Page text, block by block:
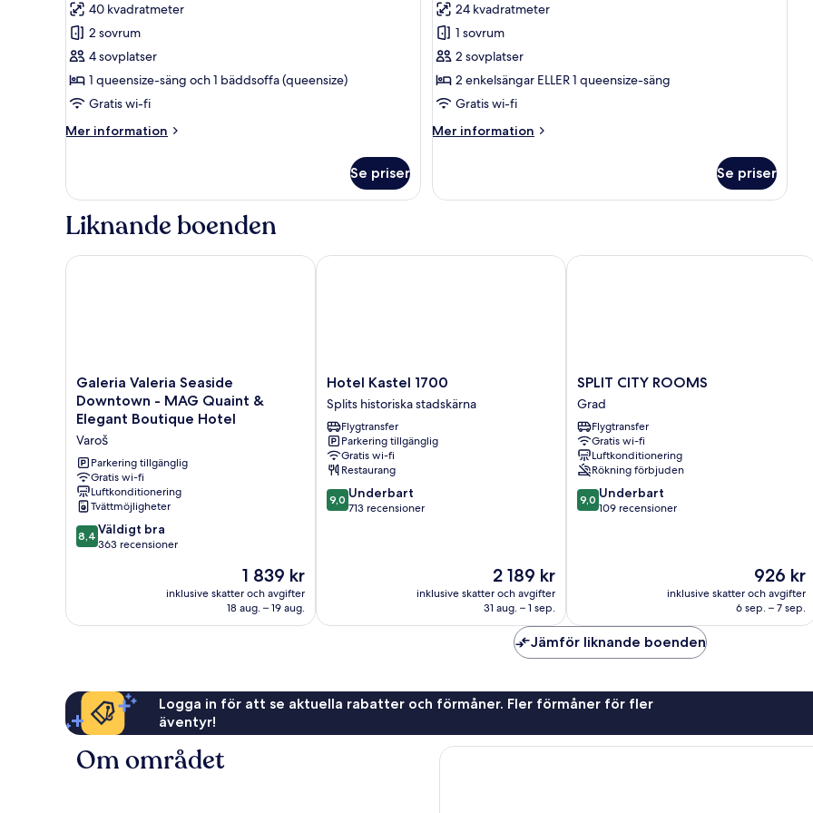
Deluxe
40 kvadratmeter
2 sovrum
4 sovplatser
1 queensize-säng och 1 bäddsoffa (queensize)
Gratis wi-fi
Mer information
Mer
Deluxe
Se priser
Double
or
Twin
Room,
Sea
View
24 kvadratmeter
1 sovrum
2 sovplatser
2 enkelsängar ELLER 1 queensize-säng
Gratis wi-fi
Mer information
Mer
Double
Sea
Se priser
Liknande boenden
Galeria
Valeria
Seaside
Downtown
-
MAG
Quaint
&
Elegant
Boutique
Hotel
Galeria Valeria Seaside
Downtown - MAG Quaint &
Elegant Boutique Hotel
Varoš
Parkering tillgänglig
Gratis wi-fi
Luftkonditionering
Tvättmöjligheter
8.4
av
8,4 Väldigt bra
363 recensioner
Priset
är
1 839 kr
1 839 kr
inklusive skatter och avgifter
18 aug. – 19 aug.
Galeria Valeria Seaside Downtown - MAG Quaint & Elegant Boutique Hotel
Hotel
Kastel
1700
Splits
historiska
stadskärna
Hotel Kastel 1700
Splits historiska stadskärna
Flygtransfer
Parkering tillgänglig
Gratis wi-fi
Restaurang
9.0
av
9,0 Underbart
713 recensioner
Priset
är
2 189 kr
2 189 kr
inklusive skatter och avgifter
31 aug. – 1 sep.
Hotel Kastel 1700
SPLIT
CITY
ROOMS
Grad
SPLIT CITY ROOMS
Grad
Flygtransfer
Gratis wi-fi
Luftkonditionering
Rökning förbjuden
9.0
av
9,0 Underbart
109 recensioner
Priset
är
926 kr
926 kr
inklusive skatter och avgifter
6 sep. – 7 sep.
SPLIT CITY ROOMS
Jämför liknande boenden
Logga in för att se aktuella rabatter och förmåner. Fler förmåner för fler
äventyr!
Om området